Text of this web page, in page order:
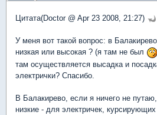
Цитата(Doctor @ Apr 23 2008, 21:27)
У меня вот такой вопрос: в
низкая или высокая ? (я там не был
там осуществляется высадка и
электрички? Спасибо.
В Балакирево, если я ничего не
низкие - для электричек,